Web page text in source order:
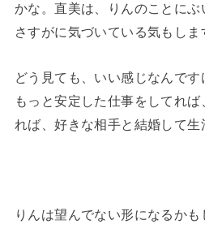
かな。直美は、りんのことにぶ
さすがに気づいている気もしま
どう見ても、いい感じなんで
もっと安定した仕事をしてれ
れば、好きな相手と結婚して生
りんは望んでない形になるかも